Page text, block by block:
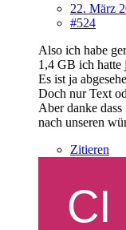
22. März
#524
Also ich habe
1,4 GB ich hatte
Es ist ja
Doch nur Text
Aber danke
nach unseren
Zitieren